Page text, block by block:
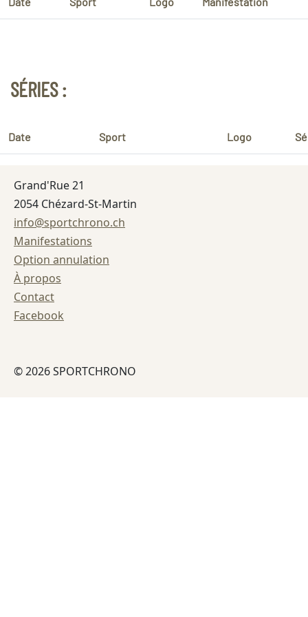
SÉRIES :
Date Sport Logo
Grand'Rue 21
2054 Chézard-St-Martin
info@sportchrono.ch
Manifestations
Option annulation
À propos
Contact
Facebook
© 2026 SPORTCHRONO